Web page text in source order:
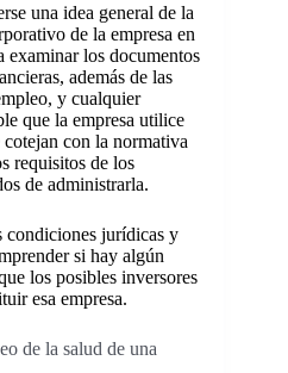
una idea general de la
de la empresa en
los documentos
además de las
y cualquier
que la empresa utilice
cotejan con la normativa
requisitos de los
de administrarla.
condiciones jurídicas y
si hay algún
los posibles inversores
esa empresa.
de la salud de una